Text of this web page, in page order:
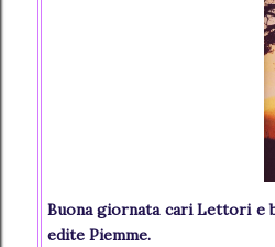
Buona giornata cari Lettori e
edite Piemme.